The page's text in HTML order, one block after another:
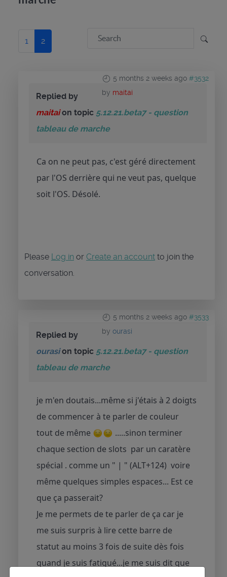
1 2
5 months 2 weeks ago #3532
by maitai
Replied by
maitaion topic 5.12.21.beta7 - question
tableau de marche
Ca on ne peut pas, c'est géré directement
par l'OS derrière qui ne veut pas, quelque
soit l'OS. Désolé.
Please Log in or Create an account to join the
conversation.
5 months 2 weeks ago #3533
by ourasi
Replied by
ourasion topic 5.12.21.beta7 - question
tableau de marche
je m'en doutais...même si j'étais à 2 doigts
de commencer à te parler de couleur
tout de même
.....sinon terminer
chaque section de slots par un caratère
spécial . comme un " | " (ALT+124) voire
même quelques simples espaces... Est ce
que ça passerait?
Je me permets de te parler de ça car je
me suis surpris à lire cette barre de
statut au moins 3 fois de suite dès fois
quand je suis fatigué...je me suis dit que